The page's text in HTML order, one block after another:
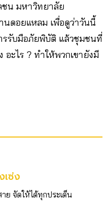
ชน มหาวิทยาลัย
นดอยแหลม เพื่อดูว่าวันนี้
รับมือภัยพิบัติ แล้วชุมชนที่
อะไร ? ทำให้พวกเขายังมี
เซ่ง
ย จัดให้ได้ทุกประเด็น